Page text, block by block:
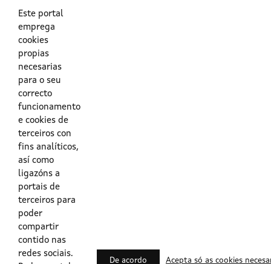
O teu DNI ou o teu NIE.
Este portal
emprega
cookies
propias
necesarias
para o seu
correcto
funcionamento
e cookies de
terceiros con
fins analíticos,
así como
ligazóns a
portais de
terceiros para
poder
compartir
contido nas
redes sociais.
De acordo Acepta só as cookies